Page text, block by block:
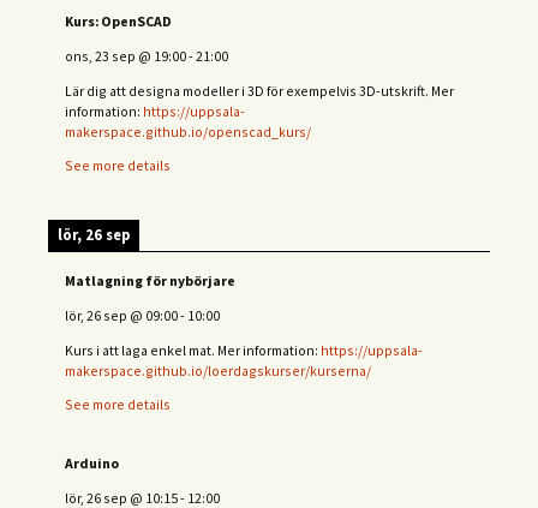
Kurs: OpenSCAD
ons, 23 sep @ 19:00-21:00
Lär dig att designa modeller i 3D för exempelvis 3D-utskrift. Mer
information: https://uppsala-
makerspace.github.io/openscad_kurs/
See more details
lör, 26 sep
Matlagning för nybörjare
lör, 26 sep @ 09:00- 10:00
Kurs i att laga enkel mat. Mer information: https://uppsala-
makerspace.github.io/loerdagskurser/kurserna/
See more details
Arduino
lör, 26 sep @ 10:15- 12:00